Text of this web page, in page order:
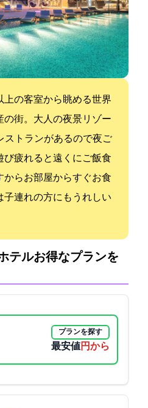
上の客室から眺める世界
の街。大人の夜景リゾー
ストランがあるので夜ご
び疲れると遠くにご飯食
からお部屋からすぐお食
子連れの方にもうれしい
テル:お得なプランを
プランを探す
最安値18067円から